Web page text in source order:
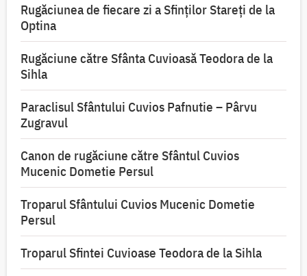
Rugăciunea de fiecare zi a Sfinților Stareți de la
Optina
Rugăciune către Sfânta Cuvioasă Teodora de la
Sihla
Paraclisul Sfântului Cuvios Pafnutie – Pârvu
Zugravul
Canon de rugăciune către Sfântul Cuvios
Mucenic Dometie Persul
Troparul Sfântului Cuvios Mucenic Dometie
Persul
Troparul Sfintei Cuvioase Teodora de la Sihla